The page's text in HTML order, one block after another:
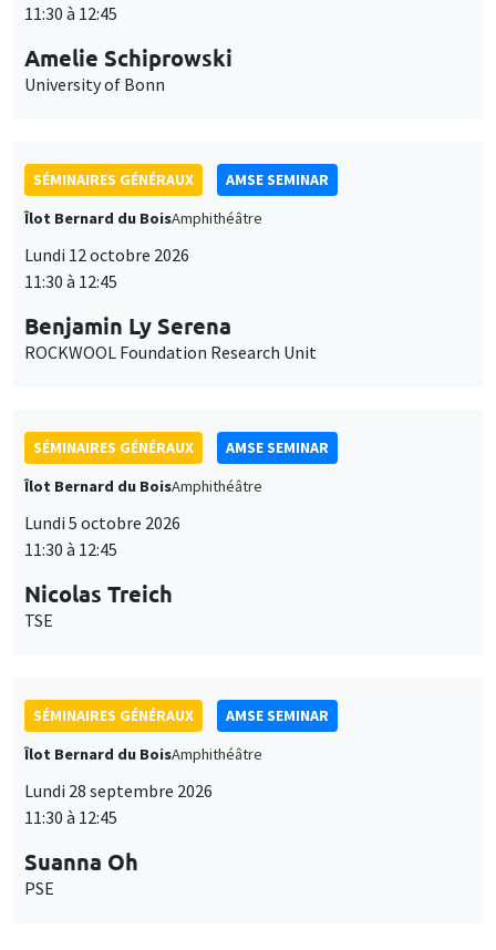
11:30 à 12:45
Amelie Schiprowski
University of Bonn
SÉMINAIRES GÉNÉRAUX
AMSE SEMINAR
Îlot Bernard du BoisAmphithéâtre
Lundi 12 octobre 2026
11:30 à 12:45
Benjamin Ly Serena
ROCKWOOL Foundation Research Unit
SÉMINAIRES GÉNÉRAUX
AMSE SEMINAR
Îlot Bernard du BoisAmphithéâtre
Lundi 5 octobre 2026
11:30 à 12:45
Nicolas Treich
TSE
SÉMINAIRES GÉNÉRAUX
AMSE SEMINAR
Îlot Bernard du BoisAmphithéâtre
Lundi 28 septembre 2026
11:30 à 12:45
Suanna Oh
PSE